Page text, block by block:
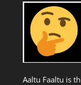
Aaltu Faaltu is